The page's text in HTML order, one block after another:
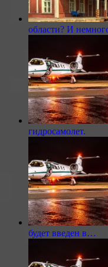
области? И
гидросамолет.
будет введен в…